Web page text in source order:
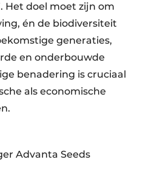
Het doel moet zijn om
én de biodiversiteit
generaties,
en onderbouwde
benadering is cruciaal
als economische
Advanta Seeds